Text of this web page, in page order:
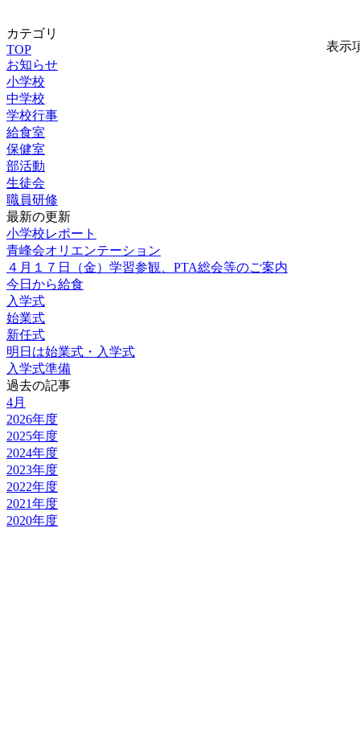
カテゴリ
TOP
お知らせ
小学校
中学校
学校行事
給食室
保健室
部活動
生徒会
職員研修
最新の更新
小学校レポート
青峰会オリエンテーション
４月１７日（金）学習参観、PTA総会等のご案内
今日から給食
入学式
始業式
新任式
明日は始業式・入学式
入学式準備
過去の記事
4月
2026年度
2025年度
2024年度
2023年度
2022年度
2021年度
2020年度
表示